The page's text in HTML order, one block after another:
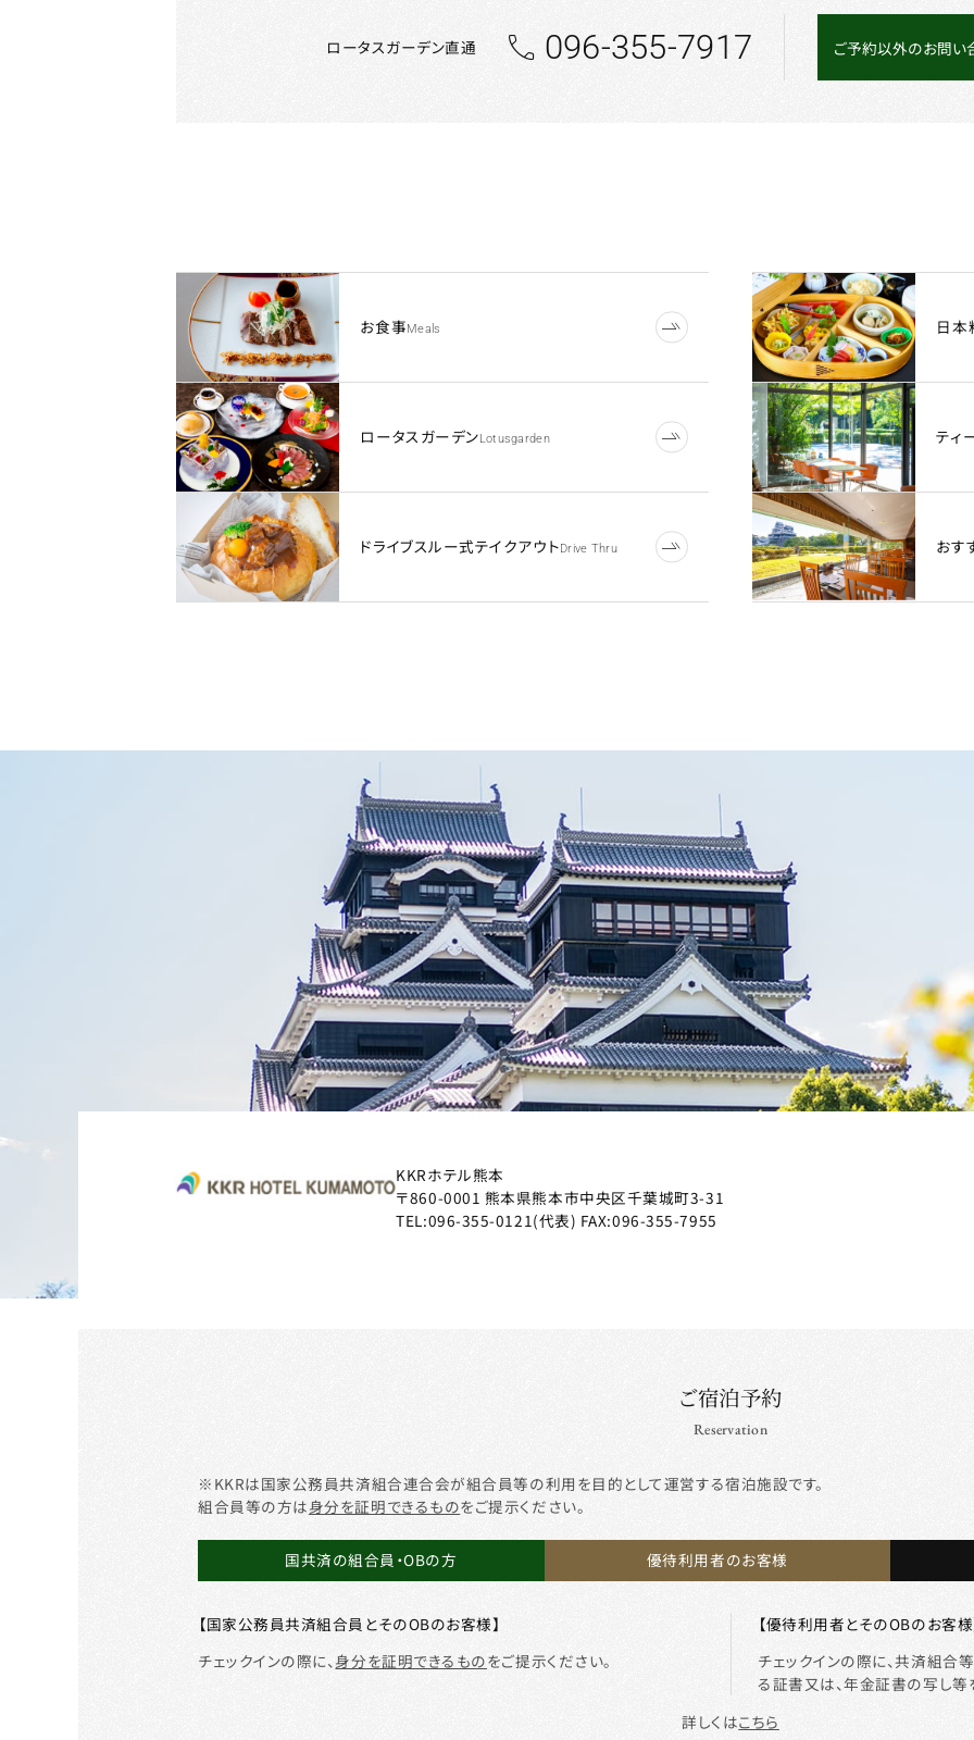
ロータスガーデン直通 096-355-7917 ご予約以外のお問い
お食事Meals 日本
ロータスガーデンLotusgarden ティ
ドライブスルー式テイクアウトDrive Thru おす
KKRホテル熊本
〒860-0001 熊本県熊本市中央区千葉城町3-31
TEL:096-355-0121(代表) FAX:096-355-7955
ご宿泊予約
Reservation
※KKRは国家公務員共済組合連合会が組合員等の利用を目的として運営する宿泊施設です。
組合員等の方は身分を証明できるものをご提示ください。
国共済の組合員・OBの方 優待利用者のお客様
【国家公務員共済組合員とそのOBのお客様】
チェックインの際に、身分を証明できるものをご提示ください。
【優待利用者とそのOBのお客様
チェックインの際に、共済組
る証書又は、年金証書の写し等
詳しくはこちら